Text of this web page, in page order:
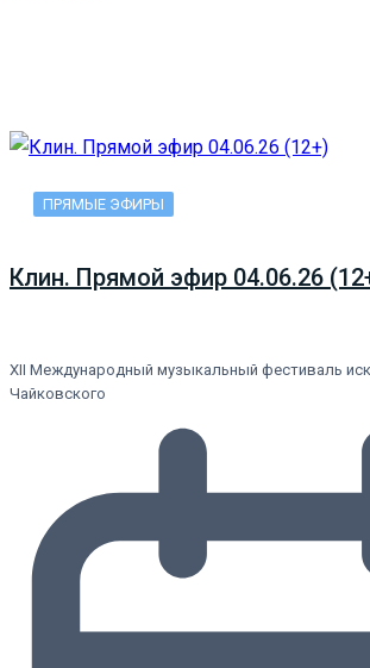
ПРЯМЫЕ ЭФИРЫ
Клин. Прямой эфир 04.06.26
XII Международный музыкальный фестиваль
Чайковского